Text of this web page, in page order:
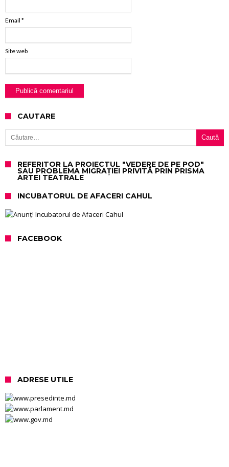
Email *
Site web
CAUTARE
Caută după:
REFERITOR LA PROIECTUL "VEDERE DE PE POD"
SAU PROBLEMA MIGRAȚIEI PRIVITĂ PRIN PRISMA
ARTEI TEATRALE
INCUBATORUL DE AFACERI CAHUL
FACEBOOK
ADRESE UTILE